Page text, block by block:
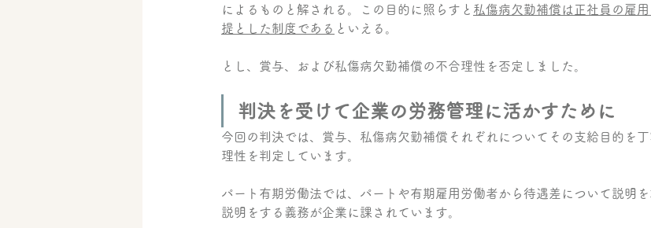
によるものと解される。この目的に照らすと 私傷病欠勤補償は正社員の雇
提とした制度である といえる。
とし、賞与、および私傷病欠勤補償の不合理性を否定しました。
判決を受けて企業の労務管理に活かすために
今回の判決では、賞与、私傷病欠勤補償それぞれについてその支給目的を
理性を判定しています。
パート有期労働法では、パートや有期雇用労働者から待遇差について説明
説明をする義務が企業に課されています。